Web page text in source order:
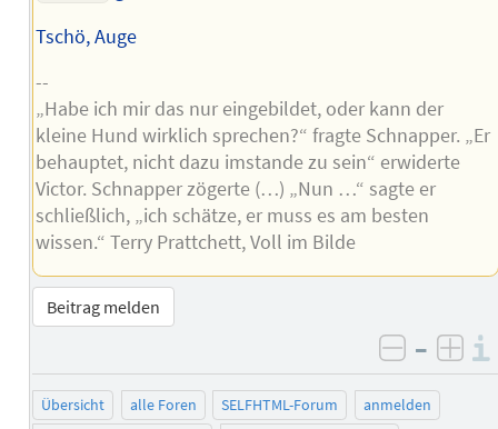
Tschö, Auge
--
„Habe ich mir das nur eingebildet, oder kann der
kleine Hund wirklich sprechen?“ fragte Schnapper. „Er
behauptet, nicht dazu imstande zu sein“ erwiderte
Victor. Schnapper zögerte (…) „Nun …“ sagte er
schließlich, „ich schätze, er muss es am besten
wissen.“ Terry Prattchett, Voll im Bilde
Beitrag melden
negativ
–
Übersicht alle Foren SELFHTML-Forum
anmelden